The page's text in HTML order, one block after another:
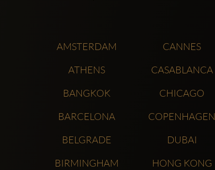
AMSTERDAM
ATHENS
BANGKOK
BARCELONA
BELGRADE
BIRMINGHAM
CANNES
CASABLANCA
CHICAGO
COPENHAGEN
DUBAI
HONG KONG